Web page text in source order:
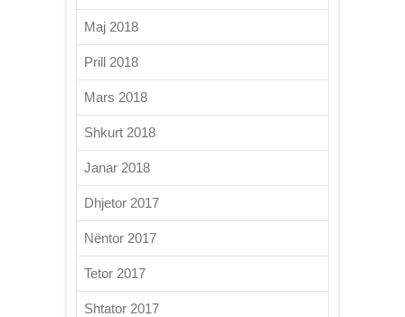
Maj 2018
Prill 2018
Mars 2018
Shkurt 2018
Janar 2018
Dhjetor 2017
Nëntor 2017
Tetor 2017
Shtator 2017